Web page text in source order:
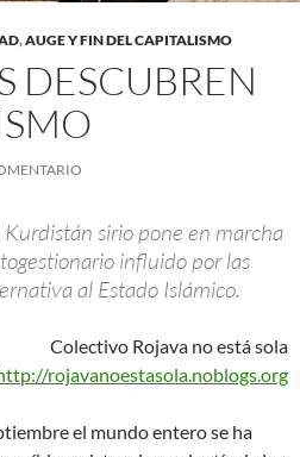
,AUGE Y FIN DEL CAPITALISMO
DESCUBREN
sirio pone en marcha
influido por las
al Estado Islámico.
Colectivo Rojava no está sola
rojavanoestasola.noblogs.org
el mundo entero se ha